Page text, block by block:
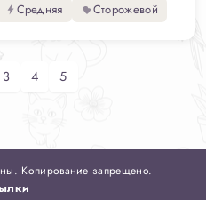
Средняя Сторожевой
3 4 5
Копирование запрещено.